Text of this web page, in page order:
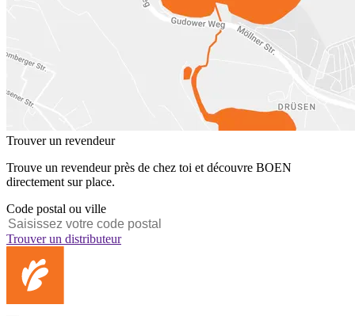
Trouver un revendeur
Trouve un revendeur près de chez toi et découvre BOEN
directement sur place.
Code postal ou ville
Trouver un distributeur